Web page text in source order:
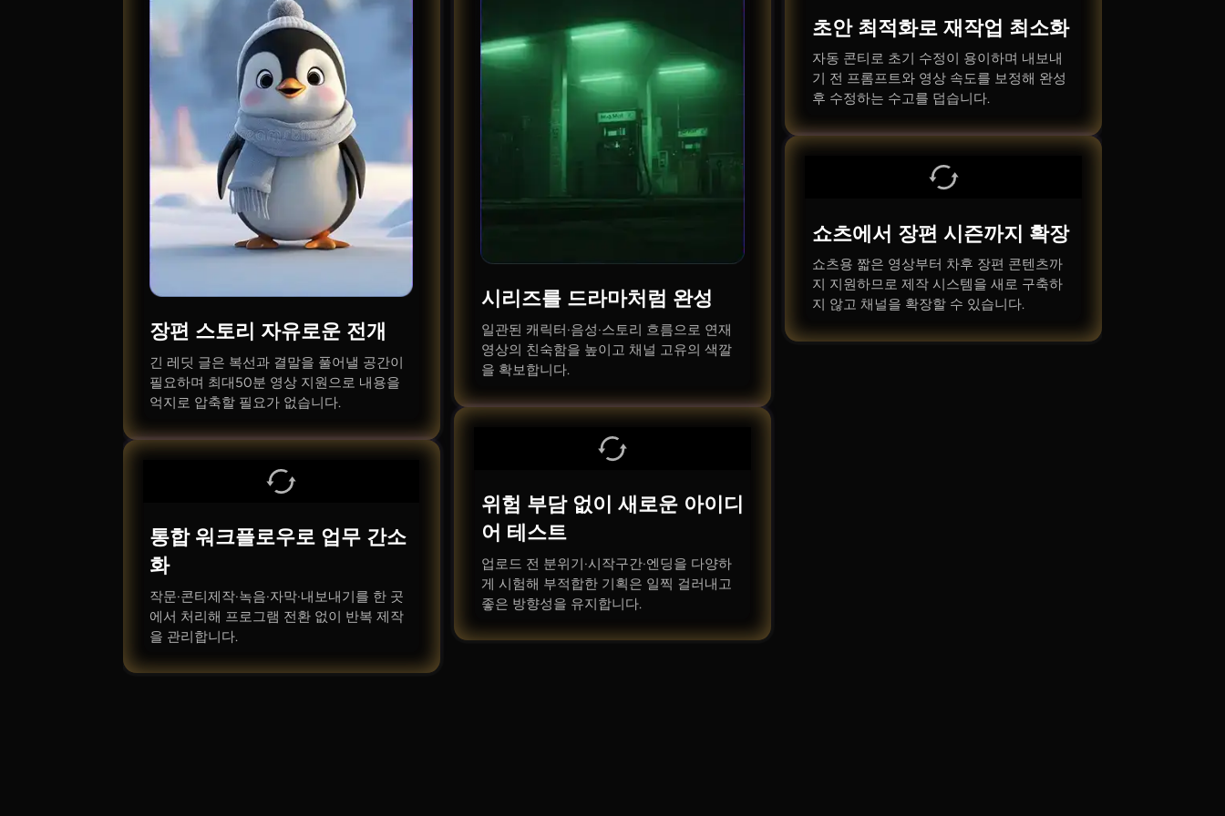
장편 스토리 자유로운 전개
긴 레딧 글은 복선과 결말을 풀어낼 공간이
필요하며 최대50분 영상 지원으로 내용을
억지로 압축할 필요가 없습니다.
통합 워크플로우로 업무 간소
화
작문·콘티제작·녹음·자막·내보내기를 한 곳
에서 처리해 프로그램 전환 없이 반복 제작
을 관리합니다.
시리즈를 드라마처럼 완성
일관된 캐릭터·음성·스토리 흐름으로 연재
영상의 친숙함을 높이고 채널 고유의 색깔
을 확보합니다.
위험 부담 없이 새로운 아이디
어 테스트
업로드 전 분위기·시작구간·엔딩을 다양하
게 시험해 부적합한 기획은 일찍 걸러내고
좋은 방향성을 유지합니다.
초안 최적화로 재작업 최소화
자동 콘티로 초기 수정이 용이하며 내보내
기 전 프롬프트와 영상 속도를 보정해 완성
후 수정하는 수고를 덥습니다.
쇼츠에서 장편 시즌까지 확장
쇼츠용 짧은 영상부터 차후 장편 콘텐츠까
지 지원하므로 제작 시스템을 새로 구축하
지 않고 채널을 확장할 수 있습니다.